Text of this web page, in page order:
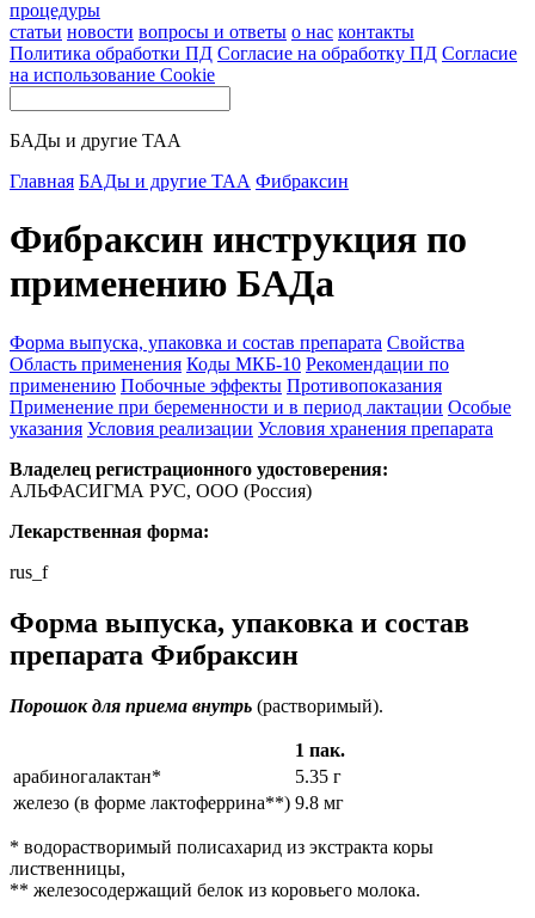
процедуры
статьи новости вопросы и ответы о нас контакты
Политика обработки ПД Согласие на обработку ПД Согласие
на использование Cookie
БАДы и другие ТАА
Главная БАДы и другие ТАА Фибраксин
Фибраксин инструкция по
применению БАДа
Форма выпуска, упаковка и состав препарата Свойства
Область применения Коды МКБ-10 Рекомендации по
применению Побочные эффекты Противопоказания
Применение при беременности и в период лактации Особые
указания Условия реализации Условия хранения препарата
Владелец регистрационного удостоверения:
АЛЬФАСИГМА РУС, ООО (Россия)
Лекарственная форма:
rus_f
Форма выпуска, упаковка и состав
препарата Фибраксин
Порошок для приема внутрь (растворимый).
1 пак.
арабиногалактан*
5.35 г
железо (в форме лактоферрина**) 9.8 мг
* водорастворимый полисахарид из экстракта коры
лиственницы,
** железосодержащий белок из коровьего молока.